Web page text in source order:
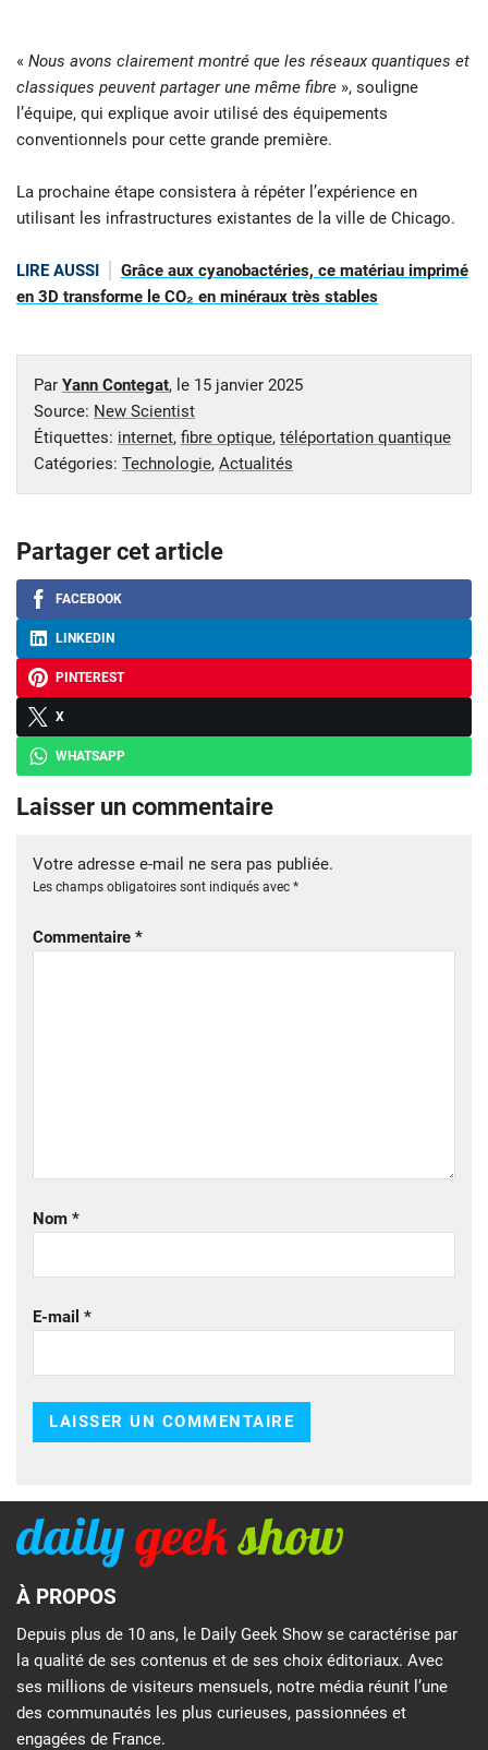
« Nous avons clairement montré que les réseaux quantiques et
classiques peuvent partager une même fibre », souligne
l’équipe, qui explique avoir utilisé des équipements
conventionnels pour cette grande première.
La prochaine étape consistera à répéter l’expérience en
utilisant les infrastructures existantes de la ville de Chicago.
LIRE AUSSI
Grâce aux cyanobactéries, ce matériau imprimé
en 3D transforme le CO₂ en minéraux très stables
Par Yann Contegat, le 15 janvier 2025
Source: New Scientist
Étiquettes: internet, fibre optique, téléportation quantique
Catégories: Technologie, Actualités
Partager cet article
FACEBOOK
LINKEDIN
PINTEREST
X
WHATSAPP
Laisser un commentaire
Votre adresse e-mail ne sera pas publiée.
Les champs obligatoires sont indiqués avec *
Commentaire *
Nom *
E-mail *
À PROPOS
Depuis plus de 10 ans, le Daily Geek Show se caractérise par
la qualité de ses contenus et de ses choix éditoriaux. Avec
ses millions de visiteurs mensuels, notre média réunit l’une
des communautés les plus curieuses, passionnées et
engagées de France.